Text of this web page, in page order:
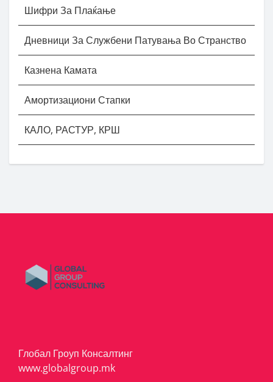
Шифри За Плаќање
Дневници За Службени Патувања Во Странство
Казнена Камата
Амортизациони Стапки
КАЛО, РАСТУР, КРШ
Глобал Гроуп Консалтинг
www.globalgroup.mk